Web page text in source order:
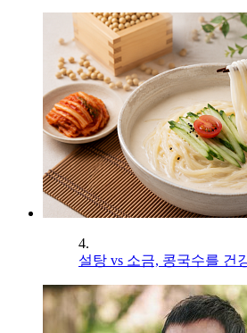
4.
설탕 vs 소금, 콩국수를 건